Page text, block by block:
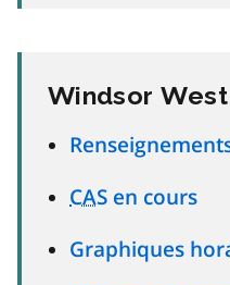
Windsor West
CAS en cours
Graphiques